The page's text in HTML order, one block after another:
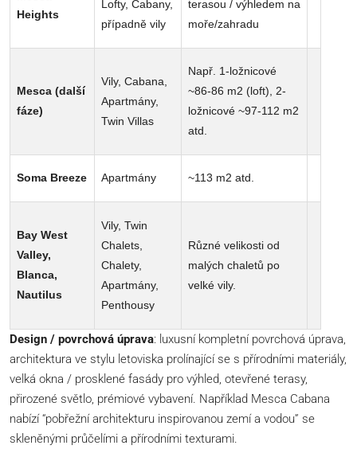
Heights
Lofty, Cabany,
případně vily
terasou / výhledem na
moře/zahradu
Mesca (další
fáze)
Vily, Cabana,
Apartmány,
Twin Villas
Např. 1-ložnicové
~86-86 m2 (loft), 2-
ložnicové ~97-112 m2
atd.
Soma Breeze Apartmány ~113 m2 atd.
Bay West
Valley,
Blanca,
Nautilus
Vily, Twin
Chalets,
Chalety,
Apartmány,
Penthousy
Různé velikosti od
malých chaletů po
velké vily.
Design / povrchová úprava: luxusní kompletní povrchová úprava,
architektura ve stylu letoviska prolínající se s přírodními materiály,
velká okna / prosklené fasády pro výhled, otevřené terasy,
přirozené světlo, prémiové vybavení. Například Mesca Cabana
nabízí “pobřežní architekturu inspirovanou zemí a vodou” se
skleněnými průčelími a přírodními texturami.